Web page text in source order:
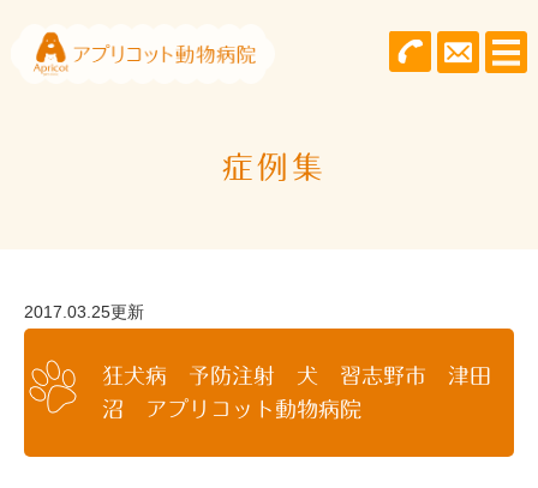
症例集
2017.03.25更新
狂犬病 予防注射 犬 習志野市 津田
沼 アプリコット動物病院